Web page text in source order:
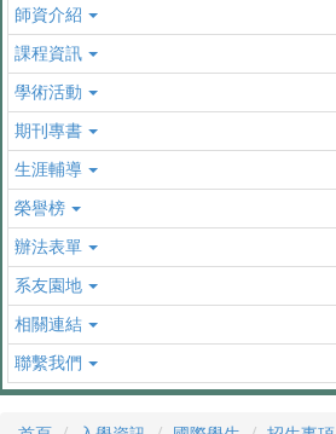
師資介紹
課程資訊
學術活動
期刊專書
生涯輔導
榮譽榜
辦法表單
系友園地
相關連結
聯繫我們